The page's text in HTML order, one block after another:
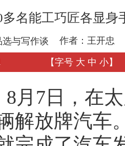
多名能工巧匠各显
与写作谈 作者：王开忠
【字号 大 中 小】
7日，在太
解放牌汽车